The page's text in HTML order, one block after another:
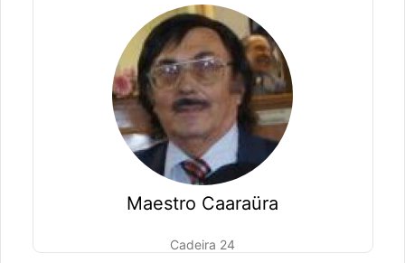
Maestro Caaraüra
Cadeira 24